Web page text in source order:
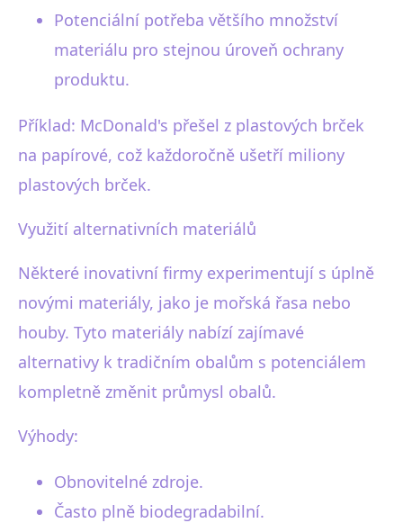
Potenciální potřeba většího množství
materiálu pro stejnou úroveň ochrany
produktu.
Příklad: McDonald's přešel z plastových brček
na papírové, což každoročně ušetří miliony
plastových brček.
Využití alternativních materiálů
Některé inovativní firmy experimentují s úplně
novými materiály, jako je mořská řasa nebo
houby. Tyto materiály nabízí zajímavé
alternativy k tradičním obalům s potenciálem
kompletně změnit průmysl obalů.
Výhody:
Obnovitelné zdroje.
Často plně biodegradabilní.